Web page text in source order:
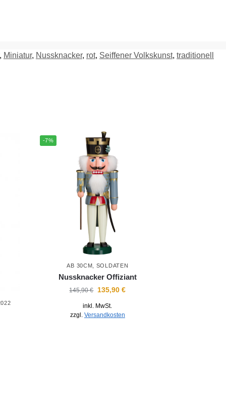
, Miniatur, Nussknacker, rot, Seiffener Volkskunst, traditionell
-7%
AB 30CM SOLDATEN
Nussknacker Offiziant
145,90€ 135,90€
inkl. MwSt.
zzgl. Versandkosten